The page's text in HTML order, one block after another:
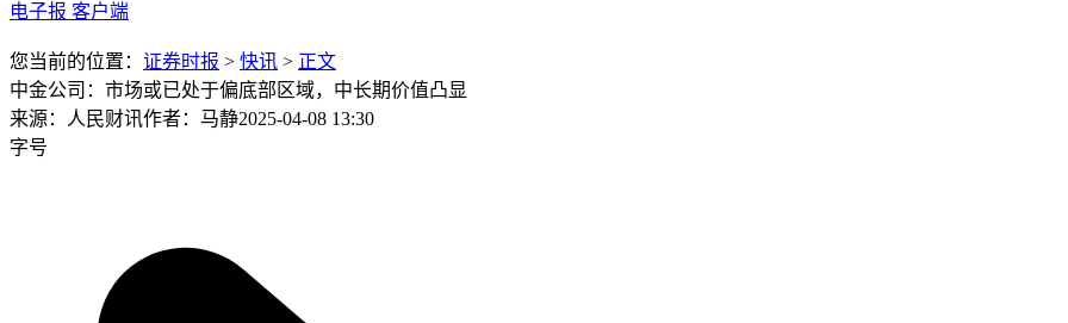
电子报 客户端
您当前的位置： 证券时报 > 快讯 > 正文
中金公司：市场或已处于偏底部区域，中长期价值凸显
来源：人民财讯作者：马静2025-04-08 13:30
字号